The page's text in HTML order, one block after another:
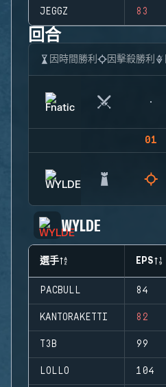
JEGGZ 83
回合
因時間勝利 因擊殺勝利
01
WYLDE
選手 EPS
PACBULL 84
KANTORAKETTI 82
T3B 99
LOLLO 104